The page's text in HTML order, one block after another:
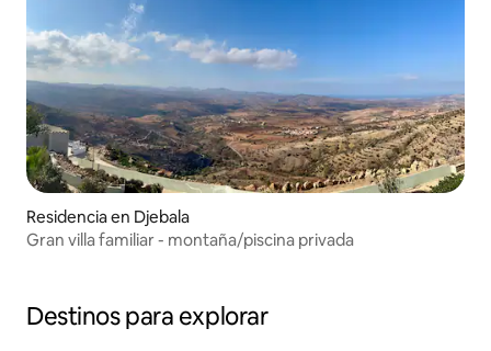
Residencia en Djebala
Gran villa familiar - montaña/piscina privada
Destinos para explorar